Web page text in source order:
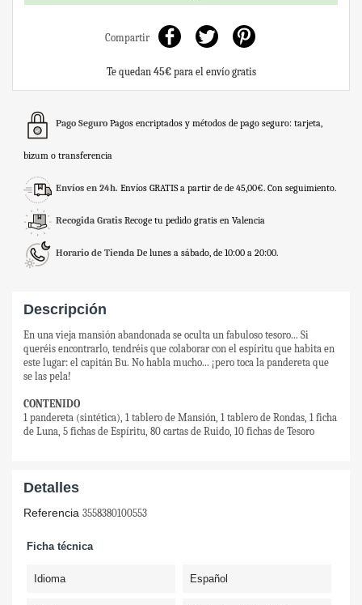
Compartir
Te quedan 45€para el envío gratis
Pago Seguro Pagos encriptados y métodos de pago seguro: tarjeta,
bizum o transferencia
Envíos en 24h. Envíos GRATIS a partir de de 45,00€. Con seguimiento.
Recogida Gratis Recoge tu pedido gratis en Valencia
Horario de Tienda De lunes a sábado, de 10:00 a 20:00.
Descripción
En una vieja mansión abandonada se oculta un fabuloso tesoro... Si
queréis encontrarlo, tendréis que colaborar con el espíritu que habita en
este lugar: el capitán Bu. No habla mucho... ¡pero toca la pandereta que
se las pela!
CONTENIDO
1 pandereta (sintética), 1 tablero de Mansión, 1 tablero de Rondas, 1 ficha
de Luna, 5 fichas de Espíritu, 80 cartas de Ruido, 10 fichas de Tesoro
Detalles
Referencia 3558380100553
Ficha técnica
Idioma Español